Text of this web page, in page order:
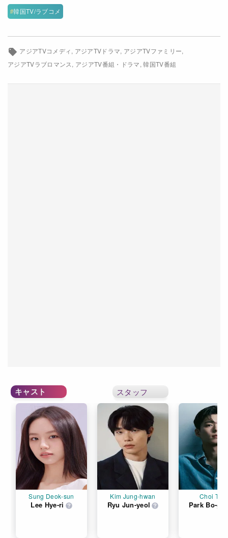
韓国TV/ラブコメ
アジアTVコメディ アジアTVドラマ アジアTVファミリー
アジアTVラブロマンス アジアTV番組・ドラマ 韓国TV番組
スタッフ
キャスト
Sung Deok-sun
Lee Hye-ri
Kim Jung-hwan
Ryu Jun-yeol
Choi
Park Bo-